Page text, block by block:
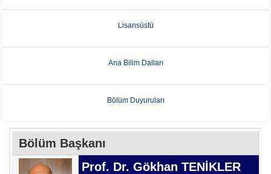
Lisansüstü
Ana Bilim Dalları
Bölüm Duyuruları
Bölüm Başkanı
Prof. Dr. Gökhan TENİKLER